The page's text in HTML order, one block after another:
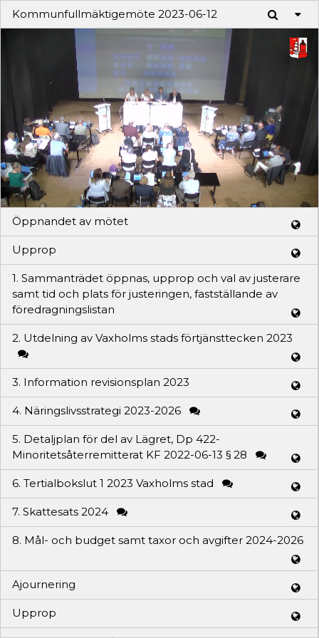
Kommunfullmäktigemöte 2023-06-12
Play
Video
Öppnandet av mötet
Upprop
1. Sammanträdet öppnas, upprop och val av justerare
samt tid och plats för justeringen, fastställande av
föredragningslistan
2. Utdelning av Vaxholms stads förtjänsttecken 2023
3. Information revisionsplan 2023
4. Näringslivsstrategi 2023-2026
5. Detaljplan för del av Lägret, Dp 422-
Minoritetsåterremitterat KF 2022-06-13 § 28
6. Tertialbokslut 1 2023 Vaxholms stad
7. Skattesats 2024
8. Mål- och budget samt taxor och avgifter 2024-2026
Ajournering
Upprop